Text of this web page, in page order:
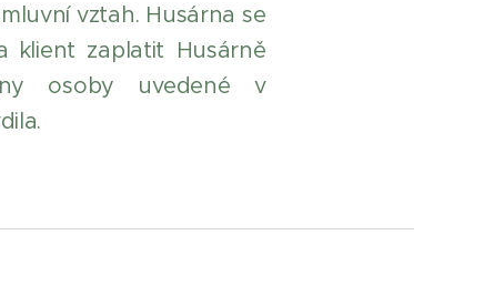
vztah. Husárna se
klient zaplatit Husárně
osoby uvedené v